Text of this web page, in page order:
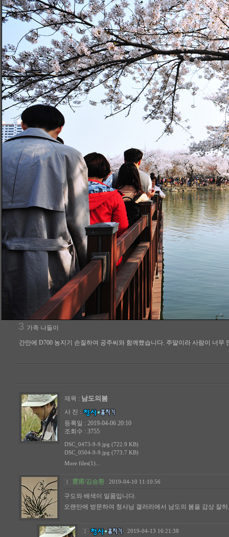
3 가족 나들이
간만에 D700 농지기 손질하여 공주씨와 함께했습니다. 주말이라 사람이 너무
제목 : 남도의봄
사 진 :
등록일 : 2019-04-06 20:10
조회수 : 3755
DSC_0473-9-9.jpg (722.9 KB)
DSC_0504-9-9.jpg (773.7 KB)
More files(1)...
1 雲甫/김승환 2019-04-10 11:10:56
구도와 배색이 일품입니다.
오랜만에 방문하여 청사님 갤러리에서 남도의 봄을 감상 잘
2 2019-04-13 16:21:38